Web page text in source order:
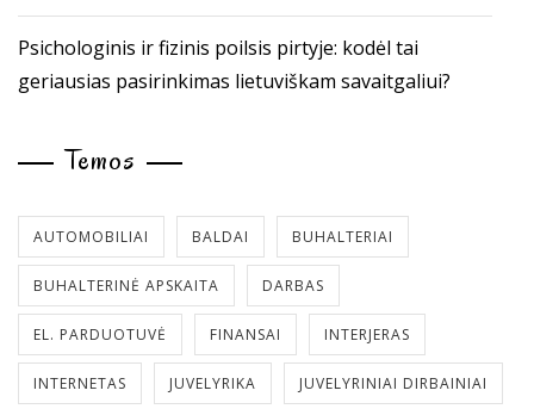
Psichologinis ir fizinis poilsis pirtyje: kodėl tai
geriausias pasirinkimas lietuviškam savaitgaliui?
Temos
AUTOMOBILIAI BALDAI BUHALTERIAI
BUHALTERINĖ APSKAITA DARBAS
EL. PARDUOTUVĖ FINANSAI INTERJERAS
INTERNETAS JUVELYRIKA JUVELYRINIAI DIRBAINIAI